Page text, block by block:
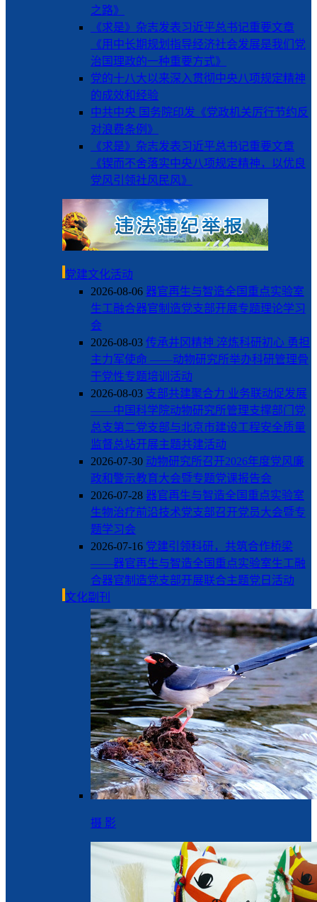
之路》
《求是》杂志发表习近平总书记重要文章
《用中长期规划指导经济社会发展是我们党
治国理政的一种重要方式》
党的十八大以来深入贯彻中央八项规定精神
的成效和经验
中共中央 国务院印发《党政机关厉行节约反
对浪费条例》
《求是》杂志发表习近平总书记重要文章
《锲而不舍落实中央八项规定精神，以优良
党风引领社风民风》
党建文化活动
2026-08-06 器官再生与智造全国重点实验室
生工融合器官制造党支部开展专题理论学习
会
2026-08-03 传承井冈精神 淬炼科研初心 勇担
主力军使命 ——动物研究所举办科研管理骨
干党性专题培训活动
2026-08-03 支部共建聚合力 业务联动促发展
——中国科学院动物研究所管理支撑部门党
总支第二党支部与北京市建设工程安全质量
监督总站开展主题共建活动
2026-07-30 动物研究所召开2026年度党风廉
政和警示教育大会暨专题党课报告会
2026-07-28 器官再生与智造全国重点实验室
生物治疗前沿技术党支部召开党员大会暨专
题学习会
2026-07-16 党建引领科研，共筑合作桥梁
——器官再生与智造全国重点实验室生工融
合器官制造党支部开展联合主题党日活动
文化副刊
摄 影